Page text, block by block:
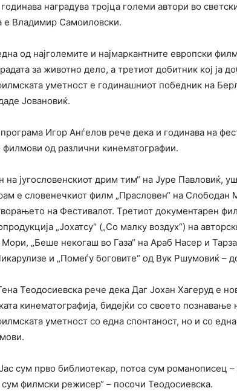
наградува тројца големи автори во
е Владимир Самоиловски.
од најголемите и најмаркантните европски
за животно дело, а третиот добитник кој ја
уметност е годинашниот победник на
Јовановиќ.
Игор Анѓелов рече дека и годинава на
филмови од различни кинематографии.
на југословенскиот дрим тим“ на Јуре Павловиќ,
е словенечкиот филм „Прасловен“ на Слободан
на Фестивалот. Третиот документарен
„Јохатсу“ („Со малку воздух“) на
„Беше некогаш во Газа“ на Араб Насер и
и „Помеѓу боговите“ од Вук Ршумовиќ –
Теодосиевска рече дека Даг Јохан Хагеруд е
кинематографија, бидејќи со своето познавање
уметност со една спонтаност, но и со
сум прво библиотекар, потоа сум романописец
сум филмски режисер“ – посочи Теодосиевска.